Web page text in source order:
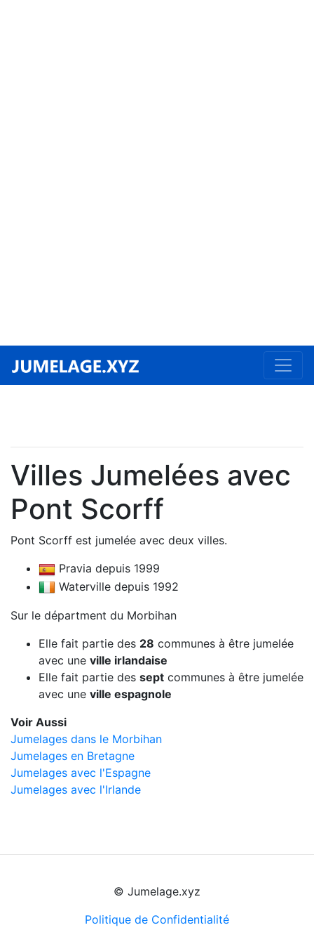
Villes Jumelées avec
Pont Scorff
Pont Scorff est jumelée avec deux villes.
Pravia depuis 1999
Waterville depuis 1992
Sur le départment du Morbihan
Elle fait partie des 28 communes à être jumelée
avec une ville irlandaise
Elle fait partie des sept communes à être jumelée
avec une ville espagnole
Voir Aussi
Jumelages dans le Morbihan
Jumelages en Bretagne
Jumelages avec l'Espagne
Jumelages avec l'Irlande
© Jumelage.xyz
Politique de Confidentialité